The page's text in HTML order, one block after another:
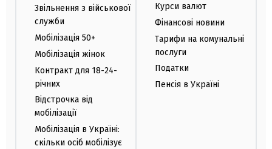
Звільнення з військової
служби
Мобілізація 50+
Мобілізація жінок
Контракт для 18-24-
річних
Відстрочка від
мобілізації
Мобілізація в Україні:
скільки осіб мобілізує
Курси валют
Фінансові новини
Тарифи на комунальні
послуги
Податки
Пенсія в Україні